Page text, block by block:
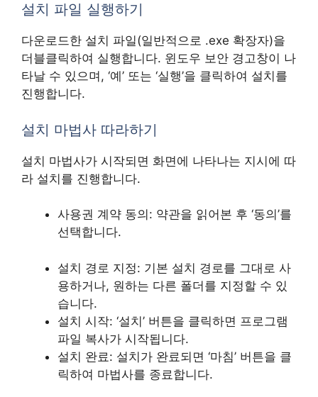
설치 파일 실행하기
다운로드한 설치 파일(일반적으로 .exe 확장자)을
더블클릭하여 실행합니다. 윈도우 보안 경고창이 나
타날 수 있으며, ‘예’ 또는 ‘실행’을 클릭하여 설치를
진행합니다.
설치 마법사 따라하기
설치 마법사가 시작되면 화면에 나타나는 지시에 따
라 설치를 진행합니다.
사용권 계약 동의: 약관을 읽어본 후 ‘동의’를
선택합니다.
설치 경로 지정: 기본 설치 경로를 그대로 사
용하거나, 원하는 다른 폴더를 지정할 수 있
습니다.
설치 시작: ‘설치’ 버튼을 클릭하면 프로그램
파일 복사가 시작됩니다.
설치 완료: 설치가 완료되면 ‘마침’ 버튼을 클
릭하여 마법사를 종료합니다.